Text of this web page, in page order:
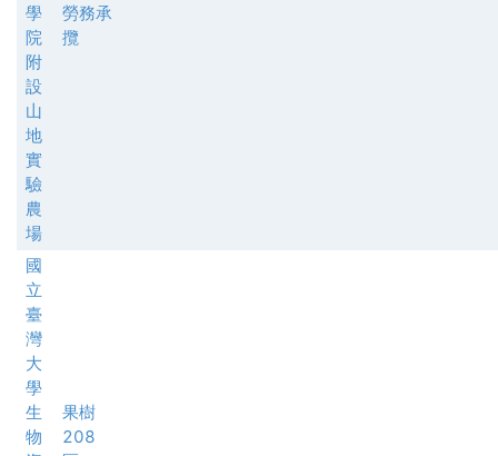
學
院
附
設
山
地
實
驗
農
場
勞務承
攬
國
立
臺
灣
大
學
生
物
果樹
208